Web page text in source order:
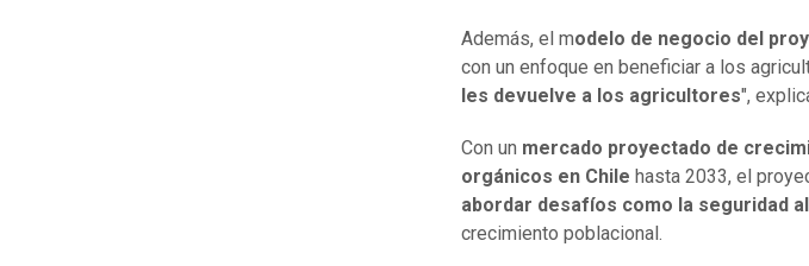
Además, el modelo de negocio del
con un enfoque en beneficiar a los
les devuelve a los agricultores",
Con un mercado proyectado de
orgánicos en Chile hasta 2033, el
abordar desafíos como la seguridad
crecimiento poblacional.